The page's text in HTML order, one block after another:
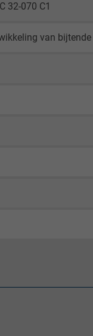
32-070 C1
van